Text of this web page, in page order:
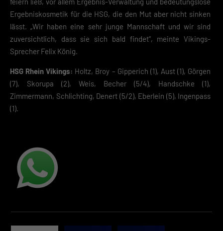
Ergebniskosmetik für die HSG, die den Mut aber nicht sinken
lässt. „Wir haben eine sehr junge Mannschaft und wir sind
zuversichtlich, dass sie sich bald findet“, meinte Vikings-
Sprecher Felix König.
HSG Rhein Vikings: Holtz, Broy – Gipperich (1), Aust (1), Görgen
(7), Skorupa (2), Weis, Becher (5/4), Handschke (1),
Zimmermann, Schlichting, Denert (5/2), Eberlein (5), Ingenpass
(1).
Zurück
Essenziell (2)
Essenzielle Cookies ermöglichen grundlegende Funktionen und sind für die
Cookie-Informationen anzeigen
Datenschutzerklärung